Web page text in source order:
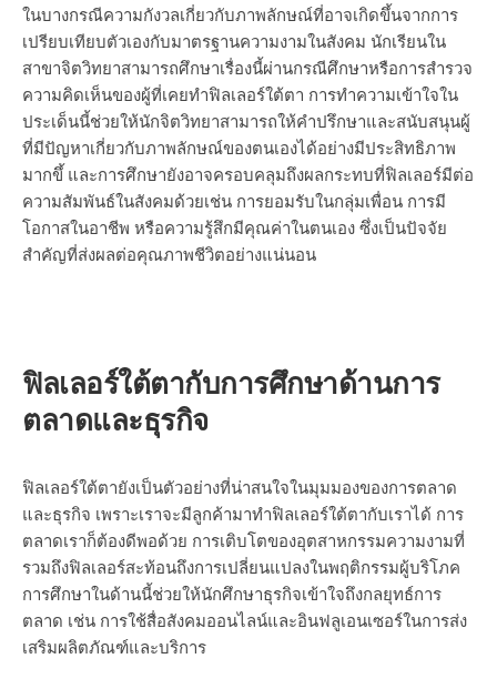
ในบางกรณีความกังวลเกี่ยวกับภาพลักษณ์ที่อาจเกิดขึ้นจากการ
เปรียบเทียบตัวเองกับมาตรฐานความงามในสังคม นักเรียนใน
สาขาจิตวิทยาสามารถศึกษาเรื่องนี้ผ่านกรณีศึกษาหรือการสำรวจ
ความคิดเห็นของผู้ที่เคยทำฟิลเลอร์ใต้ตา การทำความเข้าใจใน
ประเด็นนี้ช่วยให้นักจิตวิทยาสามารถให้คำปรึกษาและสนับสนุนผู้
ที่มีปัญหาเกี่ยวกับภาพลักษณ์ของตนเองได้อย่างมีประสิทธิภาพ
มากขึ้ และการศึกษายังอาจครอบคลุมถึงผลกระทบที่ฟิลเลอร์มีต่อ
ความสัมพันธ์ในสังคมด้วยเช่น การยอมรับในกลุ่มเพื่อน การมี
โอกาสในอาชีพ หรือความรู้สึกมีคุณค่าในตนเอง ซึ่งเป็นปัจจัย
สำคัญที่ส่งผลต่อคุณภาพชีวิตอย่างแน่นอน
ฟิลเลอร์ใต้ตากับการศึกษาด้านการ
ตลาดและธุรกิจ
ฟิลเลอร์ใต้ตายังเป็นตัวอย่างที่น่าสนใจในมุมมองของการตลาด
และธุรกิจ เพราะเราจะมีลูกค้ามาทำฟิลเลอร์ใต้ตากับเราได้ การ
ตลาดเราก็ต้องดีพอด้วย การเติบโตของอุตสาหกรรมความงามที่
รวมถึงฟิลเลอร์สะท้อนถึงการเปลี่ยนแปลงในพฤติกรรมผู้บริโภค
การศึกษาในด้านนี้ช่วยให้นักศึกษาธุรกิจเข้าใจถึงกลยุทธ์การ
ตลาด เช่น การใช้สื่อสังคมออนไลน์และอินฟลูเอนเซอร์ในการส่ง
เสริมผลิตภัณฑ์และบริการ